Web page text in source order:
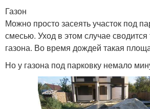
Газон
Можно просто засеять участок под
смесью. Уход в этом случае сводится
газона. Во время дождей такая
Но у газона под парковку немало